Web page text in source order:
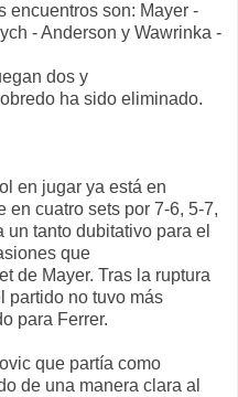
encuentros son: Mayer -
- Anderson y Wawrinka -
dos y
ha sido eliminado.
en jugar ya está en
en cuatro sets por 7-6, 5-7,
tanto dubitativo para el
que
de Mayer. Tras la ruptura
partido no tuvo más
para Ferrer.
que partía como
de una manera clara al